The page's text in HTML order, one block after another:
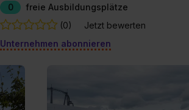
0
freie Ausbildungsplätze
(0)
Jetzt bewerten
Unternehmen abonnieren